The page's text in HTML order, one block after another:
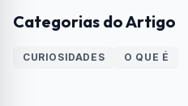
Categorias do Artigo
CURIOSIDADES O QUE É